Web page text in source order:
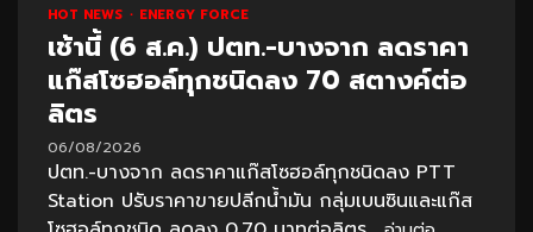
HOT NEWS ENERGY FORCE
เช้านี้ (6 ส.ค.) ปตท.-บางจาก ลดราคา
แก๊สโซฮอล์ทุกชนิดลง 70 สตางค์ต่อ
ลิตร
06/08/2026
ปตท.-บางจาก ลดราคาแก๊สโซฮอล์ทุกชนิดลง PTT
Station ปรับราคาขายปลีกน้ำมัน กลุ่มเบนซินและแก๊ส